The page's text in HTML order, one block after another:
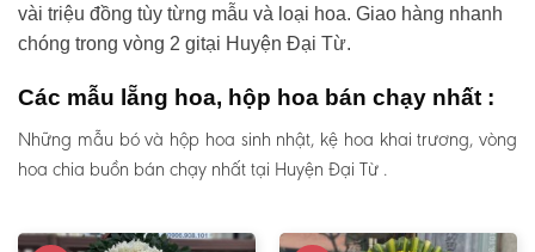
vài triệu đồng tùy từng mẫu và loại hoa. Giao hàng nhanh
chóng trong vòng 2 gitại Huyện Đại Từ.
Các mẫu lẵng hoa, hộp hoa bán chạy nhất :
Những mẫu bó và hộp hoa sinh nhật, kệ hoa khai trương, vòng
hoa chia buồn bán chạy nhất tại Huyện Đại Từ .